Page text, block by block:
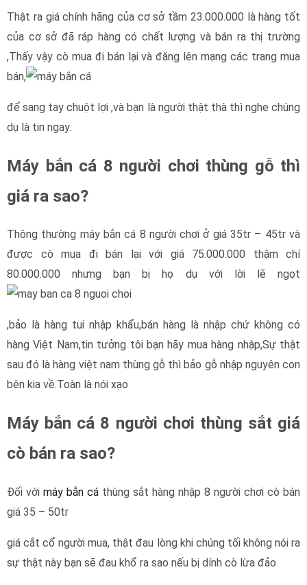
Thật ra giá chính hãng của cơ sở tầm 23.000.000 là hàng tốt
của cơ sở đã ráp hàng có chất lượng và bán ra thị trường
,Thấy vậy cò mua đi bán lại và đăng lên mạng các trang mua
bán,
để sang tay chuột lợi ,và bạn là người thật thà thì nghe chúng
dụ là tin ngay.
Máy bắn cá 8 người chơi thùng gỗ thì
giá ra sao?
Thông thường máy bắn cá 8 người chơi ở giá 35tr – 45tr và
được cò mua đi bán lại với giá 75.000.000 thậm chí
80.000.000 nhưng bạn bị họ dụ với lời lẽ ngọt
,bảo là hàng tui nhập khẩu,bán hàng là nhập chứ không có
hàng Việt Nam,tin tưởng tôi bạn hãy mua hàng nhập,Sự thật
sau đó là hàng việt nam thùng gỗ thì bảo gỗ nhập nguyên con
bên kia về.Toàn là nói xạo
Máy bắn cá 8 người chơi thùng sắt giá
cò bán ra sao?
Đối với máy bắn cá thùng sắt hàng nhập 8 người chơi cò bán
giá 35 – 50tr
giá cắt cổ người mua, thật đau lòng khi chúng tối không nói ra
sự thật này bạn sẽ đau khổ ra sao nếu bị dính cò lừa đảo